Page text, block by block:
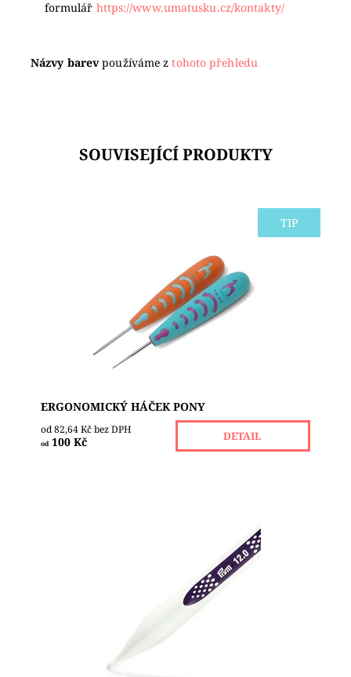
formulář https://www.umatusku.cz/kontakty/
Názvy barev používáme ztohoto přehledu
SOUVISEJÍCÍ PRODUKTY
TIP
odolné a používají se na velmi jemné příze, bavlnu,
hedvábí a jemnou vlnu. Měkká gumová rukojeť...
Skladem 4
PONY
ERGONOMICKÝ HÁČEK PONY
od 82,64 Kč bez DPH
od100 Kč DETAIL
NOVINKA!!! Revoluční ponožkové jehlice z vysoce
funkčního syntetického materiálu s uhlíkovými
vlákny vyrobené metodou Carbon Technology....